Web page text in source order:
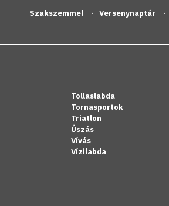
Szakszemmel Versenynaptár
Tollaslabda
Tornasportok
Triatlon
Úszás
Vívás
Vízilabda